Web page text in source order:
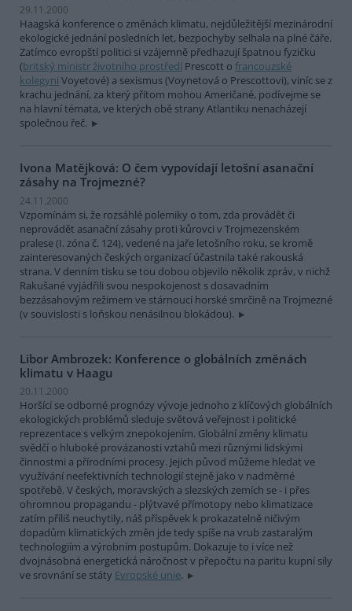
29.11.2000
Haagská konference o změnách klimatu, nejdůležitější mezinárodní
ekologické jednání posledních let, bezpochyby selhala na plné čáře.
Zatímco evropští politici si vzájemně předhazují špatnou fyzičku
(britský ministr životního prostředí Prescott o francouzské
kolegyni Voyetové) a sexismus (Voynetová o Prescottovi), viníc se z
krachu jednání, za který přitom mohou Američané, podívejme se
na hlavní témata, ve kterých obě strany Atlantiku nenacházejí
společnou řeč.
Ivona Matějková: O čem vypovídají letošní asanační
zásahy na Trojmezné?
24.11.2000
Vzpomínám si, že rozsáhlé polemiky o tom, zda provádět či
neprovádět asanační zásahy proti kůrovci v Trojmezenském
pralese (I. zóna č. 124), vedené na jaře letošního roku, se kromě
zainteresovaných českých organizací účastnila také rakouská
strana. V denním tisku se tou dobou objevilo několik zpráv, v nichž
Rakušané vyjádřili svou nespokojenost s dosavadním
bezzásahovým režimem ve stárnoucí horské smrčině na Trojmezné
(v souvislosti s loňskou nenásilnou blokádou).
Libor Ambrozek: Konference o globálních změnách
klimatu v Haagu
20.11.2000
Horšící se odborné prognózy vývoje jednoho z klíčových globálních
ekologických problémů sleduje světová veřejnost i politické
reprezentace s velkým znepokojením. Globální změny klimatu
svědčí o hluboké provázanosti vztahů mezi různými lidskými
činnostmi a přírodními procesy. Jejich původ můžeme hledat ve
využívání neefektivních technologií stejně jako v nadměrné
spotřebě. V českých, moravských a slezských zemích se - i přes
ohromnou propagandu - plýtvavé přímotopy nebo klimatizace
zatím příliš neuchytily, náš příspěvek k prokazatelně ničivým
dopadům klimatických změn jde tedy spíše na vrub zastaralým
technologiím a výrobním postupům. Dokazuje to i více než
dvojnásobná energetická náročnost v přepočtu na paritu kupní síly
ve srovnání se státy Evropské unie.